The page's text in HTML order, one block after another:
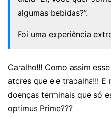
algumas bebidas?”.
Foi uma experiência
Caralho!!! Como assim
atores que ele trabalha!!! E
doenças terminais que só
optimus Prime???